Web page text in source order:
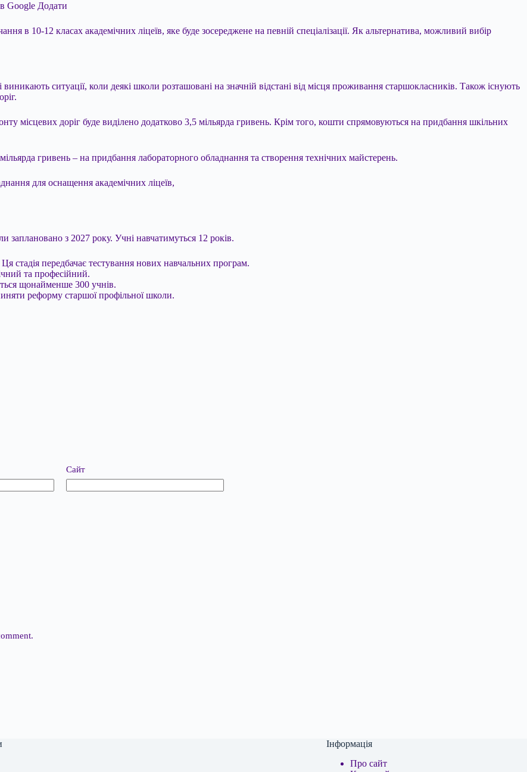
Google Додати
в 10-12 класах академічних ліцеїв, яке буде зосереджене на певній спеціалізації. Як альтернатива, можливий вибір
ситуації, коли деякі школи розташовані на значній відстані від місця проживання старшокласників. Також існують
місцевих доріг буде виділено додатково 3,5 мільярда гривень. Крім того, кошти спрямовуються на придбання шкільних
гривень – на придбання лабораторного обладнання та створення технічних майстерень.
для оснащення академічних ліцеїв,
з 2027 року. Учні навчатимуться 12 років.
стадія передбачає тестування нових навчальних програм.
та професійний.
щонайменше 300 учнів.
реформу старшої профільної школи.
Сайт
Інформація
Про сайт